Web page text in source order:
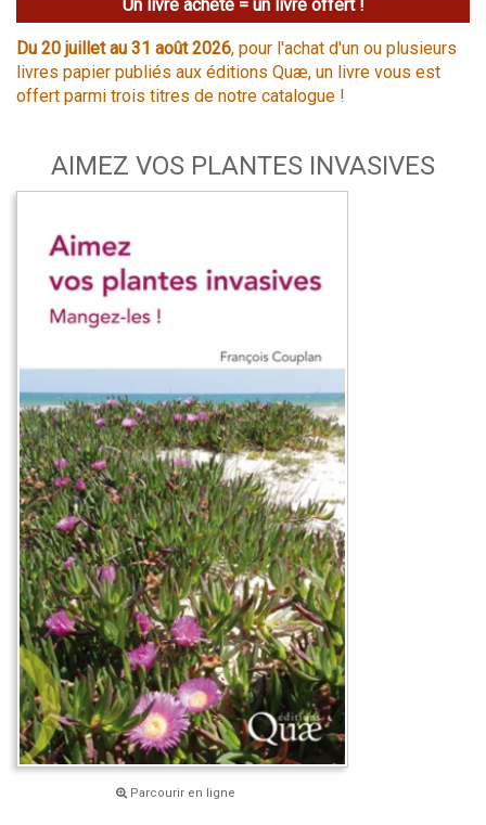
Un livre acheté = un livre offert !
Du 20 juillet au 31 août 2026, pour l'achat d'un ou plusieurs
livres papier publiés aux éditions Quæ, un livre vous est
offert parmi trois titres de notre catalogue !
AIMEZ VOS PLANTES INVASIVES
Parcourir en ligne